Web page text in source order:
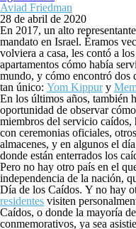
Aviad Friedman
28 de abril de 2020
En 2017, un alto
mandato en Israel. Éramos
volviera a casa, les contó a
apartamentos cómo había
mundo, y cómo encontró dos
tan único: Yom Kippury
En los últimos años, también
oportunidad de observar
miembros del servicio
con ceremonias oficiales,
almacenes, y en algunos el
donde están enterrados los
Pero no hay otro país en el
independencia de la nación,
Día de los Caídos. Y no hay
residentes visiten
Caídos, o donde la mayoría
conmemorativos, ya sea